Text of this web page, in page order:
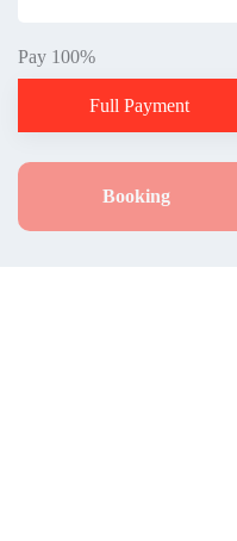
Pay 100%
Full Payment
Booking